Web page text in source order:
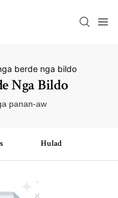
berde nga bildo
Nga Bildo
panan-aw
Hulad